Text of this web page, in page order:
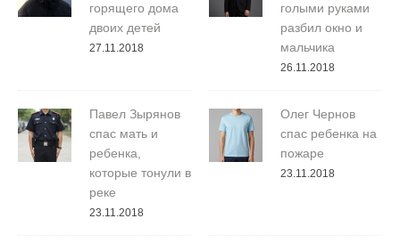
горящего дома
двоих детей
27.11.2018
голыми руками
разбил окно и
мальчика
26.11.2018
Павел Зырянов
спас мать и
ребенка,
которые тонули в
реке
23.11.2018
Олег Чернов
спас ребенка на
пожаре
23.11.2018